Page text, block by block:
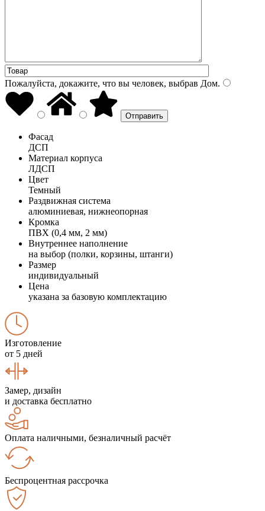
Пожалуйста, докажите, что вы человек, выбрав Дом.
Фасад
ДСП
Материал корпуса
ЛДСП
Цвет
Темный
Раздвижная система
алюминиевая, нижнеопорная
Кромка
ПВХ (0,4 мм, 2 мм)
Внутреннее наполнение
на выбор (полки, корзины, штанги)
Размер
индивидуальный
Цена
указана за базовую комплектацию
Изготовление
от 5 дней
Замер, дизайн
и доставка бесплатно
Оплата наличными, безналичный расчёт
Беспроцентная рассрочка